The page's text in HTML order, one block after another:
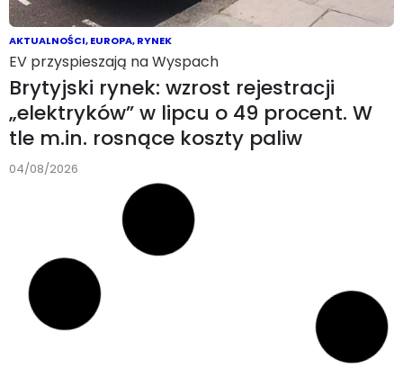
AKTUALNOŚCI,EUROPA,RYNEK
EV przyspieszają na Wyspach
Brytyjski rynek: wzrost rejestracji
„elektryków” w lipcu o 49 procent. W
tle m.in. rosnące koszty paliw
04/08/2026
BIZNES, OSOBOWE
Elektromobilny rynek
Tesla sinusoidalna, czyli rekordy we
Francji i Danii i załamanie w Norwegii